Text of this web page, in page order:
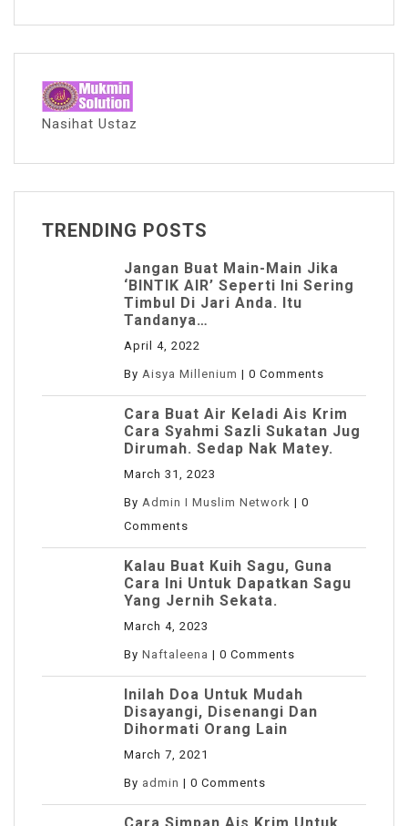
Nasihat Ustaz
TRENDING POSTS
Jangan Buat Main-Main Jika
‘BINTIK AIR’ Seperti Ini Sering
Timbul Di Jari Anda. Itu
Tandanya…
April 4, 2022
By Aisya Millenium | 0 Comments
Cara Buat Air Keladi Ais Krim
Cara Syahmi Sazli Sukatan Jug
Dirumah. Sedap Nak Matey.
March 31, 2023
By Admin I Muslim Network | 0
Comments
Kalau Buat Kuih Sagu, Guna
Cara Ini Untuk Dapatkan Sagu
Yang Jernih Sekata.
March 4, 2023
By Naftaleena | 0 Comments
Inilah Doa Untuk Mudah
Disayangi, Disenangi Dan
Dihormati Orang Lain
March 7, 2021
By admin | 0 Comments